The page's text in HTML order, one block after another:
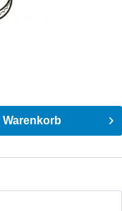
Warenkorb